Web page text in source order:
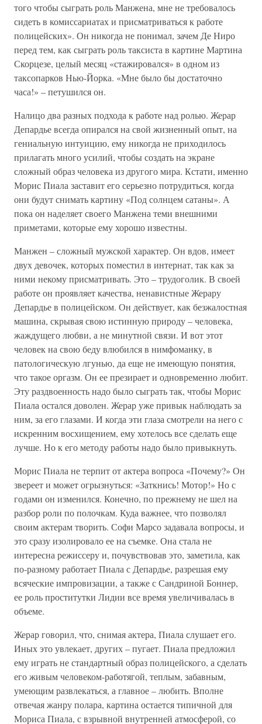
того чтобы сыграть роль Манжена, мне не требовалось
сидеть в комиссариатах и присматриваться к работе
полицейских». Он никогда не понимал, зачем Де Ниро
перед тем, как сыграть роль таксиста в картине Мартина
Скорцезе, целый месяц «стажировался» в одном из
таксопарков Нью-Йорка. «Мне было бы достаточно
часа!» – петушился он.
Налицо два разных подхода к работе над ролью. Жерар
Депардье всегда опирался на свой жизненный опыт, на
гениальную интуицию, ему никогда не приходилось
прилагать много усилий, чтобы создать на экране
сложный образ человека из другого мира. Кстати, именно
Морис Пиала заставит его серьезно потрудиться, когда
они будут снимать картину «Под солнцем сатаны». А
пока он наделяет своего Манжена теми внешними
приметами, которые ему хорошо известны.
Манжен – сложный мужской характер. Он вдов, имеет
двух девочек, которых поместил в интернат, так как за
ними некому присматривать. Это – трудоголик. В своей
работе он проявляет качества, ненавистные Жерару
Депардье в полицейском. Он действует, как безжалостная
машина, скрывая свою истинную природу – человека,
жаждущего любви, а не минутной связи. И вот этот
человек на свою беду влюбился в нимфоманку, в
патологическую лгунью, да еще не имеющую понятия,
что такое оргазм. Он ее презирает и одновременно любит.
Эту раздвоенность надо было сыграть так, чтобы Морис
Пиала остался доволен. Жерар уже привык наблюдать за
ним, за его глазами. И когда эти глаза смотрели на него с
искренним восхищением, ему хотелось все сделать еще
лучше. Но к его методу работы надо было привыкнуть.
Морис Пиала не терпит от актера вопроса «Почему?» Он
звереет и может огрызнуться: «Заткнись! Мотор!» Но с
годами он изменился. Конечно, по прежнему не шел на
разбор роли по полочкам. Куда важнее, что позволял
своим актерам творить. Софи Марсо задавала вопросы, и
это сразу изолировало ее на съемке. Она стала не
интересна режиссеру и, почувствовав это, заметила, как
по-разному работает Пиала с Депардье, разрешая ему
всяческие импровизации, а также с Сандриной Боннер,
ее роль проститутки Лидии все время увеличивалась в
объеме.
Жерар говорил, что, снимая актера, Пиала слушает его.
Иных это увлекает, других – пугает. Пиала предложил
ему играть не стандартный образ полицейского, а сделать
его живым человеком-работягой, теплым, забавным,
умеющим развлекаться, а главное – любить. Вполне
отвечая жанру полара, картина остается типичной для
Мориса Пиала, с взрывной внутренней атмосферой, со